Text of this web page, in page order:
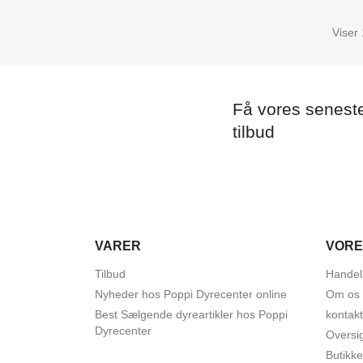
Viser
Få vores
tilbud
VARER
Tilbud
Nyheder hos Poppi Dyrecenter online
Best Sælgende dyreartikler hos Poppi
Dyrecenter
Om os